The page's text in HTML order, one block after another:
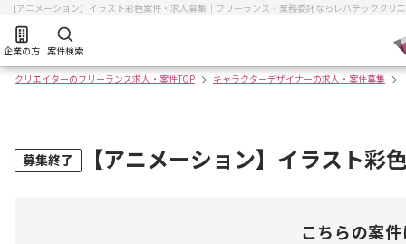
【アニメーション】イラスト彩色案件・求人募集｜フリーランス・業務委託ならレバテッククリ
企業の方 案件検索
クリエイターのフリーランス求人・案件TOP キャラクターデザイナーの求人・案件募集
募集終了 【アニメーション】イラスト彩
こちらの案